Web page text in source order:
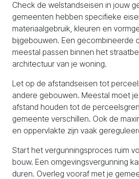
Check de welstandseisen in jouw
gemeenten hebben specifieke
materiaalgebruik, kleuren en
bijgebouwen. Een gecombineerde
meestal passen binnen het
architectuur van je woning.
Let op de afstandseisen tot
andere gebouwen. Meestal moet je
afstand houden tot de
gemeente verschillen. Ook de
en oppervlakte zijn vaak
Start het vergunningsproces ruim
bouw. Een omgevingsvergunning
duren. Overleg vooraf met je